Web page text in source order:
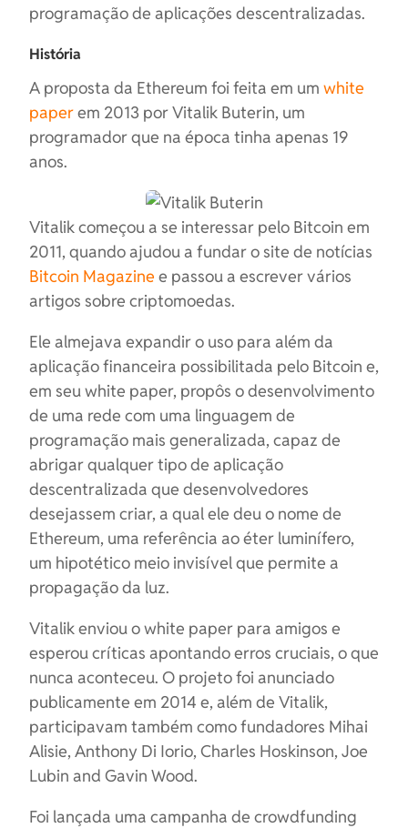
programação de aplicações descentralizadas.
História
A proposta da Ethereum foi feita em um white
paperem 2013 por Vitalik Buterin, um
programador que na época tinha apenas 19
anos.
Vitalik começou a se interessar pelo Bitcoin em
2011, quando ajudou a fundar o site de notícias
Bitcoin Magazine e passou a escrever vários
artigos sobre criptomoedas.
Ele almejava expandir o uso para além da
aplicação financeira possibilitada pelo Bitcoin e,
em seu white paper, propôs o desenvolvimento
de uma rede com uma linguagem de
programação mais generalizada, capaz de
abrigar qualquer tipo de aplicação
descentralizada que desenvolvedores
desejassem criar, a qual ele deu o nome de
Ethereum, uma referência ao éter luminífero,
um hipotético meio invisível que permite a
propagação da luz.
Vitalik enviou o white paper para amigos e
esperou críticas apontando erros cruciais, o que
nunca aconteceu. O projeto foi anunciado
publicamente em 2014 e, além de Vitalik,
participavam também como fundadores Mihai
Alisie, Anthony Di Iorio, Charles Hoskinson, Joe
Lubin and Gavin Wood.
Foi lançada uma campanha de crowdfunding